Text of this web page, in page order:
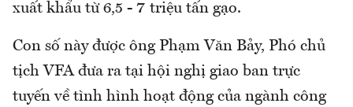
xuất khẩu từ 6,5 - 7 triệu tấn gạo.
Con số này được ông Phạm Văn Bảy, Phó chủ
tịch VFA đưa ra tại hội nghị giao ban trực
tuyến về tình hình hoạt động của ngành công